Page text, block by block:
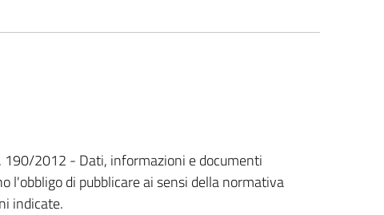
190/2012 - Dati, informazioni e documenti
l'obbligo di pubblicare ai sensi della normativa
indicate.